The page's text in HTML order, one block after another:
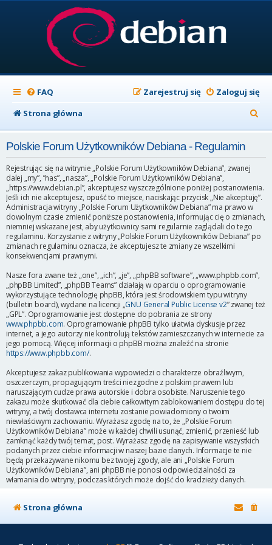
FAQ Zaloguj się
Zarejestruj się
Strona główna
z
j
Polskie Forum Użytkowników Debiana - Regulamin
Rejestrując się na witrynie „Polskie Forum Użytkowników Debiana”, zwanej
dalej „my”, ”nas”, „nasza”, „Polskie Forum Użytkowników Debiana”,
„https://www.debian.pl”, akceptujesz wyszczególnione poniżej postanowienia.
Jeśli ich nie akceptujesz, opuść to miejsce, naciskając przycisk „Nie akceptuję”.
Administracja witryny „Polskie Forum Użytkowników Debiana” ma prawo w
dowolnym czasie zmienić poniższe postanowienia, informując cię o zmianach,
niemniej wskazane jest, aby użytkownicy sami regularnie zaglądali do tego
regulaminu. Korzystanie z witryny „Polskie Forum Użytkowników Debiana” po
zmianach regulaminu oznacza, że akceptujesz te zmiany ze wszelkimi
konsekwencjami prawnymi.
Nasze fora zwane też „one”, „ich”, „je”, „phpBB software”, „www.phpbb.com”,
„phpBB Limited”, „phpBB Teams” działają w oparciu o oprogramowanie
wykorzystujące technologię phpBB, która jest środowiskiem typu witryny
(bulletin board), wydane na licencji „GNU General Public License v2” zwanej też
„GPL”. Oprogramowanie jest dostępne do pobrania ze strony
www.phpbb.com. Oprogramowanie phpBB tylko ułatwia dyskusje przez
internet, a jego autorzy nie kontrolują tekstów zamieszczanych w internecie za
jego pomocą. Więcej informacji o phpBB można znaleźć na stronie
https://www.phpbb.com/.
Akceptujesz zakaz publikowania wypowiedzi o charakterze obraźliwym,
oszczerczym, propagującym treści niezgodne z polskim prawem lub
naruszającym cudze prawa autorskie i dobra osobiste. Naruszenie tego
zakazu może skutkować dla ciebie całkowitym zablokowaniem dostępu do tej
witryny, a twój dostawca internetu zostanie powiadomiony o twoim
niewłaściwym zachowaniu. Wyrażasz zgodę na to, że „Polskie Forum
Użytkowników Debiana” może w każdej chwili usunąć, zmienić, przenieść lub
zamknąć każdy twój temat, post. Wyrażasz zgodę na zapisywanie wszystkich
podanych przez ciebie informacji w naszej bazie danych. Informacje te nie
będą przekazywane nikomu bez twojej zgody, ale ani „Polskie Forum
Użytkowników Debiana”, ani phpBB nie ponosi odpowiedzialności za
włamania do witryny, podczas których może dojść do kradzieży danych.
Strona główna